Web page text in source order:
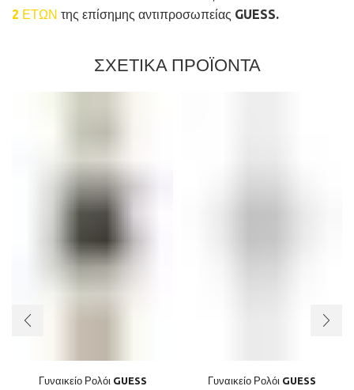
2 ΕΤΩΝ της επίσημης αντιπροσωπείας GUESS.
ΣΧΕΤΙΚΑ ΠΡΟΪΟΝΤΑ
Γυναικείο Ρολόι GUESS Γυναικείο Ρολόι GUESS